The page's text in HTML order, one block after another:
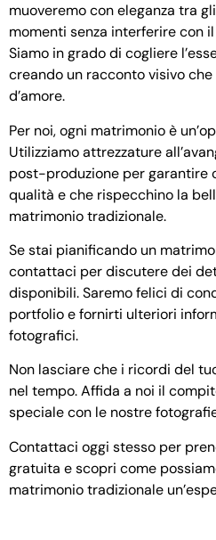
muoveremo con eleganza tra
momenti senza interferire con
Siamo in grado di cogliere
creando un racconto visivo
d’amore.
Per noi, ogni matrimonio è
Utilizziamo attrezzature
post-produzione per garantire
qualità e che rispecchino la
matrimonio tradizionale.
Se stai pianificando un
contattaci per discutere dei
disponibili. Saremo felici di
portfolio e fornirti ulteriori
fotografici.
Non lasciare che i ricordi del
nel tempo. Affida a noi il
speciale con le nostre
Contattaci oggi stesso per
gratuita e scopri come
matrimonio tradizionale